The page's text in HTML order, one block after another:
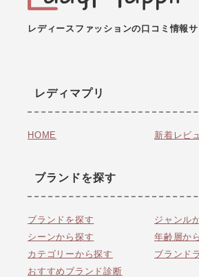
レディースファッションの口コミ情報サ
レディマプリ
HOME 新着レビ
ブランドを探す
ブランドを探す
ジャンル
シーンから探す
年齢層か
カテゴリーから探す
ブランド
おすすめブランド診断